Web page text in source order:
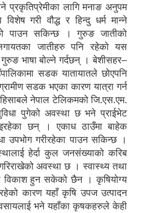
प्रकृतिप्रेमीका लागि मनाङ अनुपम
गरी वौद्ध र हिन्दु धर्म मान्ने
पाउन सकिन्छ । गुरुङ जातीको
जातीहरु पनि रहेको यस
भाषा बोल्ने गर्दछन् । बेशीसहर–
सडक यातायातले छोएपनि
सडक भएका कारण यात्रा गर्न
नेपाल टेलिकमको जि.एस.एम.
पुगेको अवस्था छ भने प्राईभेट
छन् । एकाध ठाउँमा बाहेक
उपभोग गरीरहेका पाउन सकिन्छ ।
हेर्दा कुल जनसंख्याको करिब
अवस्था छ । स्वास्थ्य तथा
विकाश हुन सकेको छैन । कृषियोग्य
कारण यहाँ कृषि उपज उत्पादन
भने यहाँका कृषकहरुले केही